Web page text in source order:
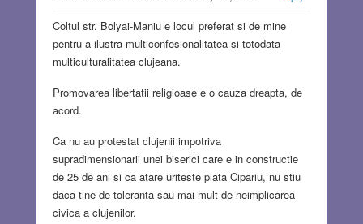
Coltul str. Bolyai-Maniu e locul preferat si de mine
pentru a ilustra multiconfesionalitatea si totodata
multiculturalitatea clujeana.
Promovarea libertatii religioase e o cauza dreapta, de
acord.
Ca nu au protestat clujenii impotriva
supradimensionarii unei biserici care e in constructie
de 25 de ani si ca atare uriteste piata Cipariu, nu stiu
daca tine de toleranta sau mai mult de neimplicarea
civica a clujenilor.